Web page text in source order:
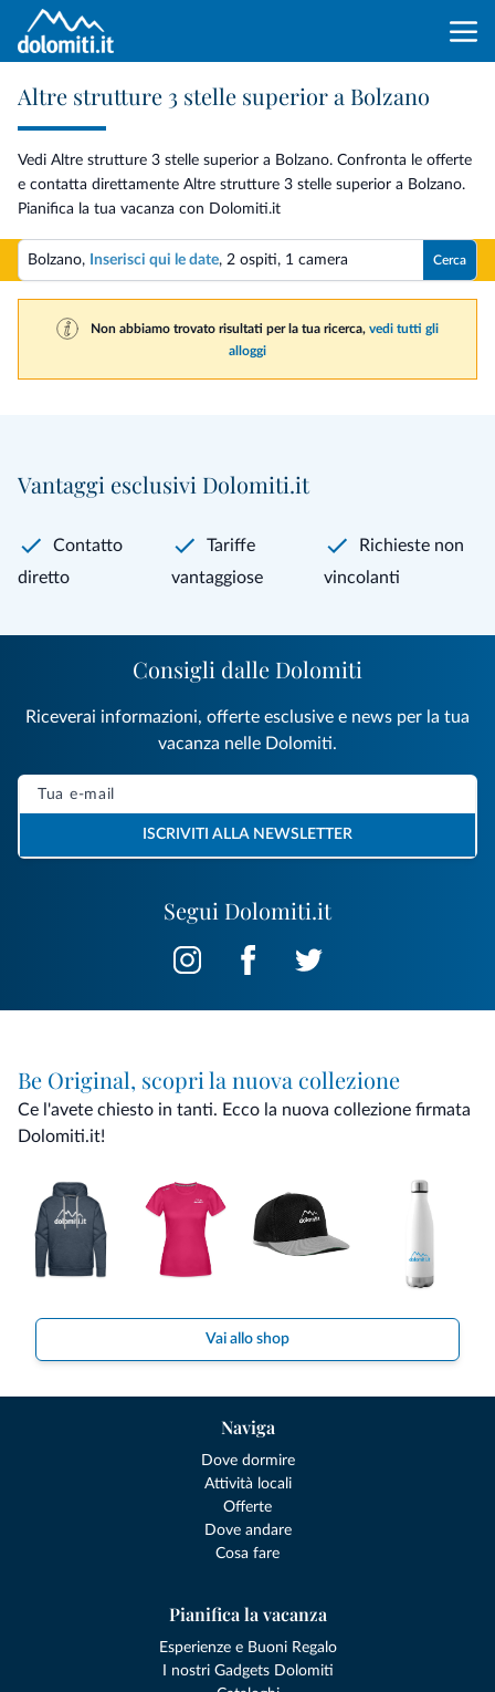
Altre strutture 3 stelle superior a Bolzano
Vedi Altre strutture 3 stelle superior a Bolzano. Confronta le offerte
e contatta direttamente Altre strutture 3 stelle superior a Bolzano.
Pianifica la tua vacanza con Dolomiti.it
Bolzano, Inserisci qui le date, 2 ospiti, 1 camera Cerca
Non abbiamo trovato risultati per la tua ricerca, vedi tutti gli
alloggi
Vantaggi esclusivi Dolomiti.it
Contatto
diretto
Tariffe
vantaggiose
Richieste non
vincolanti
Segui Dolomiti.it
Consigli dalle Dolomiti
Riceverai informazioni, offerte esclusive e news per la tua
vacanza nelle Dolomiti.
ISCRIVITI ALLA NEWSLETTER
Be Original, scopri la nuova collezione
Ce l'avete chiesto in tanti. Ecco la nuova collezione firmata
Dolomiti.it!
Vai allo shop
Naviga
Dove dormire
Attività locali
Offerte
Dove andare
Cosa fare
Pianifica la vacanza
Esperienze e Buoni Regalo
I nostri Gadgets Dolomiti